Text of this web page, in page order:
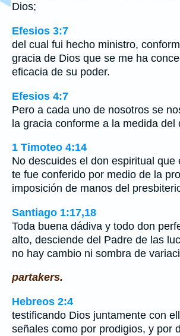
Dios;
Efesios 3:7
del cual fui hecho ministro,
gracia de Dios que se me ha
eficacia de su poder.
Efesios 4:7
Pero a cada uno de nosotros se
la gracia conforme a la medida del
1 Timoteo 4:14
No descuides el don espiritual que
te fue conferido por medio de la
imposición de manos del
Santiago 1:17,18
Toda buena dádiva y todo don
alto, desciende del Padre de las
no hay cambio ni sombra de
partakers.
Hebreos 2:4
testificando Dios juntamente con
señales como por prodigios, y por